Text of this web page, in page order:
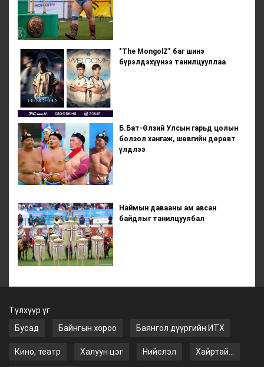
"The MongolZ" баг шинэ
бүрэлдэхүүнээ танилцууллаа
Б.Бат-Өлзий Улсын гарьд цолын
болзол хангаж, шөвгийн дөрөвт
үлдлээ
Наймын давааны ам авсан
байдлыг танилцуулбал
Түлхүүр үг
Бусад
Байнгын хороо Баянгол дүүргийн ИТХ
Кино, театр Халуун цэг Нийслэл Хайртай...